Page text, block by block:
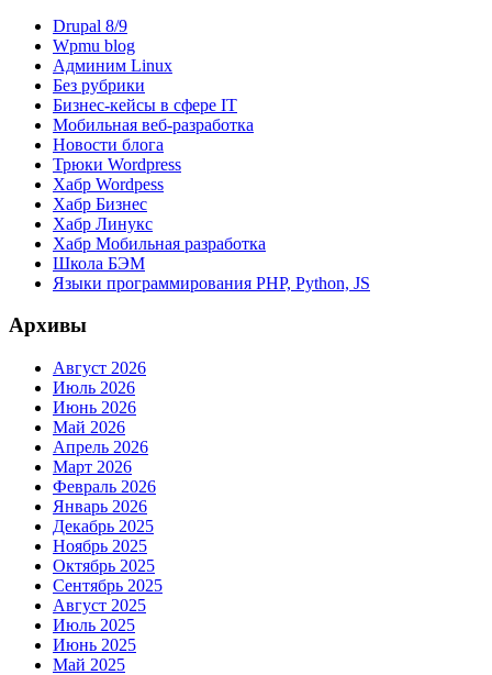
Drupal 8/9
Wpmu blog
Админим Linux
Без рубрики
Бизнес-кейсы в сфере IT
Мобильная веб-разработка
Новости блога
Трюки Wordpress
Хабр Wordpess
Хабр Бизнес
Хабр Линукс
Хабр Мобильная разработка
Школа БЭМ
Языки программирования PHP, Python, JS
Архивы
Август 2026
Июль 2026
Июнь 2026
Май 2026
Апрель 2026
Март 2026
Февраль 2026
Январь 2026
Декабрь 2025
Ноябрь 2025
Октябрь 2025
Сентябрь 2025
Август 2025
Июль 2025
Июнь 2025
Май 2025